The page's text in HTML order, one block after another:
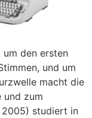
um den ersten
und um
macht die
und zum
2005) studiert in